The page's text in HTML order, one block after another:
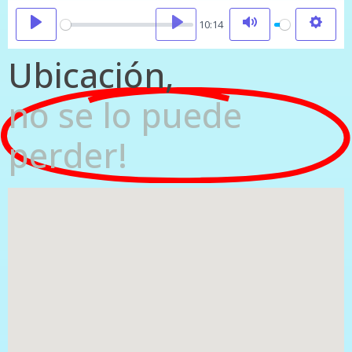
10:14
Play
Ubicación,
no se lo puede
perder!